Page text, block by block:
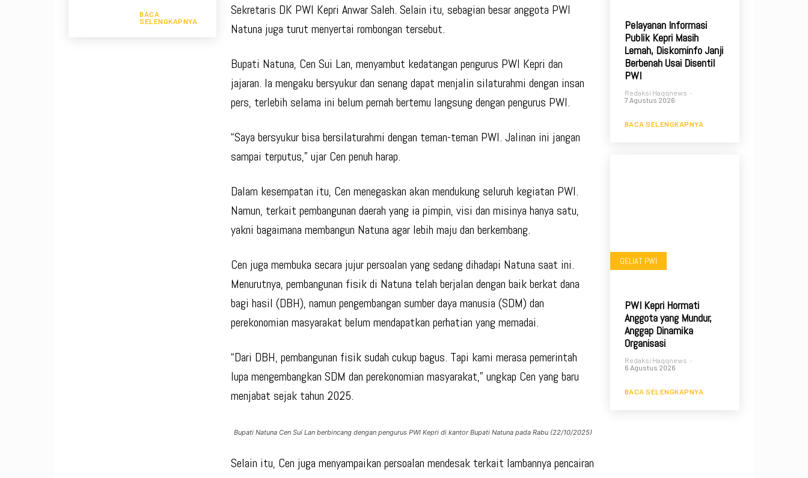
BACA
SELENGKAPNYA
Sekretaris DK PWI Kepri Anwar Saleh. Selain itu, sebagian besar anggota PWI
Natuna juga turut menyertai rombongan tersebut.
Bupati Natuna, Cen Sui Lan, menyambut kedatangan pengurus PWI Kepri dan
jajaran. Ia mengaku bersyukur dan senang dapat menjalin silaturahmi dengan insan
pers, terlebih selama ini belum pernah bertemu langsung dengan pengurus PWI.
“Saya bersyukur bisa bersilaturahmi dengan teman-teman PWI. Jalinan ini jangan
sampai terputus,” ujar Cen penuh harap.
Dalam kesempatan itu, Cen menegaskan akan mendukung seluruh kegiatan PWI.
Namun, terkait pembangunan daerah yang ia pimpin, visi dan misinya hanya satu,
yakni bagaimana membangun Natuna agar lebih maju dan berkembang.
Cen juga membuka secara jujur persoalan yang sedang dihadapi Natuna saat ini.
Menurutnya, pembangunan fisik di Natuna telah berjalan dengan baik berkat dana
bagi hasil (DBH), namun pengembangan sumber daya manusia (SDM) dan
perekonomian masyarakat belum mendapatkan perhatian yang memadai.
“Dari DBH, pembangunan fisik sudah cukup bagus. Tapi kami merasa pemerintah
lupa mengembangkan SDM dan perekonomian masyarakat,” ungkap Cen yang baru
menjabat sejak tahun 2025.
Bupati Natuna Cen Sui Lan berbincang dengan pengurus PWI Kepri di kantor Bupati Natuna pada Rabu (22/10/2025)
Selain itu, Cen juga menyampaikan persoalan mendesak terkait lambannya pencairan
Pelayanan Informasi
Publik Kepri Masih
Lemah, Diskominfo Janji
Berbenah Usai Disentil
PWI
Redaksi Haqqnews -
7 Agustus 2026
BACA SELENGKAPNYA
GELIAT PWI
PWI Kepri Hormati
Anggota yang Mundur,
Anggap Dinamika
Organisasi
Redaksi Haqqnews -
6 Agustus 2026
BACA SELENGKAPNYA